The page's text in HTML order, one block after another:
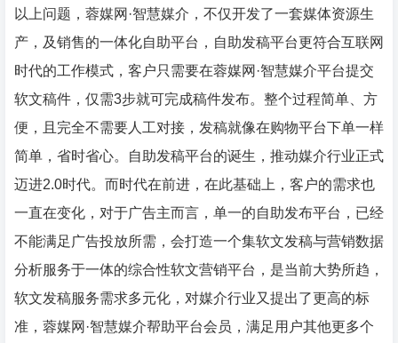
以上问题，蓉媒网·智慧媒介，不仅开发了一套媒体资源生
产，及销售的一体化自助平台，自助发稿平台更符合互联网
时代的工作模式，客户只需要在蓉媒网·智慧媒介平台提交
软文稿件，仅需3步就可完成稿件发布。整个过程简单、方
便，且完全不需要人工对接，发稿就像在购物平台下单一样
简单，省时省心。自助发稿平台的诞生，推动媒介行业正式
迈进2.0时代。而时代在前进，在此基础上，客户的需求也
一直在变化，对于广告主而言，单一的自助发布平台，已经
不能满足广告投放所需，会打造一个集软文发稿与营销数据
分析服务于一体的综合性软文营销平台，是当前大势所趋，
软文发稿服务需求多元化，对媒介行业又提出了更高的标
准，蓉媒网·智慧媒介帮助平台会员，满足用户其他更多个